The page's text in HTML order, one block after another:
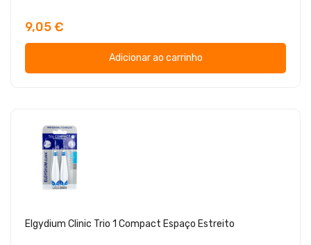
9,05 €
Adicionar ao carrinho
Elgydium Clinic Trio 1 Compact Espaço Estreito